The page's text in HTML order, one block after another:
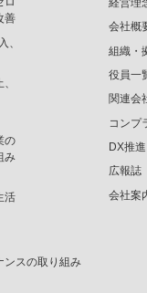
善
、
の
み
活
ンスの取り組み
会社概
組織・
役員一
関連会
コンプ
DX推
広報誌
会社案